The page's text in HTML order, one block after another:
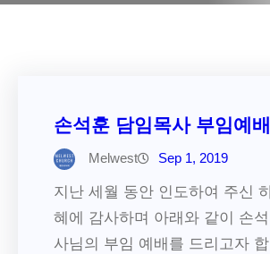
손석훈 담임목사 부임예배
Melwest Sep 1, 2019
지난 세월 동안 인도하여 주신
혜에 감사하며 아래와 같이 손
사님의 부임 예배를 드리고자